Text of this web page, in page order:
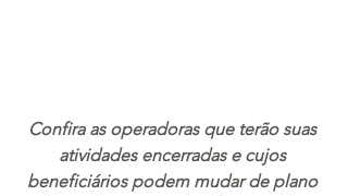
Confira as operadoras que terão suas
atividades encerradas e cujos
beneficiários podem mudar de plano